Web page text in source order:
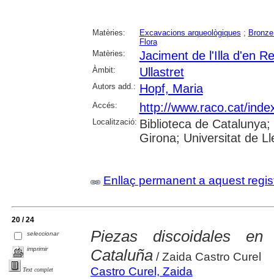
Matèries: Excavacions arqueològiques ;
Flora
Matèries:
Jaciment de l'Illa d'en
Àmbit: Ullastret
Autors add.: Hopf, Maria
Accés: http://www.raco.cat/
Localització: Biblioteca de
Girona; Universitat de
Enllaç permanent a aquest
20 / 24
seleccionar
imprimir
Text complet
Piezas discoidales
Cataluña/ Zaida Castro Curel
Castro Curel, Zaida